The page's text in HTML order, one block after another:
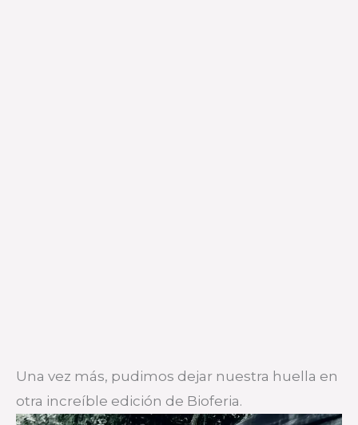
Una vez más, pudimos dejar nuestra huella en
otra increíble edición de Bioferia.